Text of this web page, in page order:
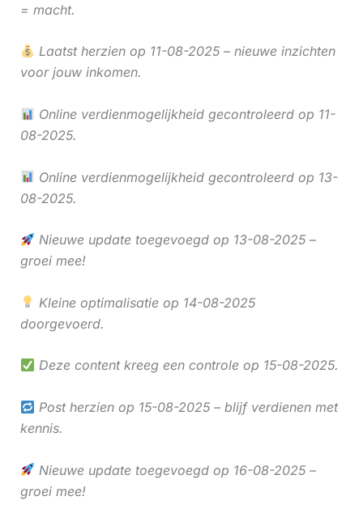
= macht.
Laatst herzien op 11-08-2025 – nieuwe inzichten
voor jouw inkomen.
Online verdienmogelijkheid gecontroleerd op 11-
08-2025.
Online verdienmogelijkheid gecontroleerd op 13-
08-2025.
Nieuwe update toegevoegd op 13-08-2025 –
groei mee!
Kleine optimalisatie op 14-08-2025
doorgevoerd.
Deze content kreeg een controle op 15-08-2025.
Post herzien op 15-08-2025 – blijf verdienen met
kennis.
Nieuwe update toegevoegd op 16-08-2025 –
groei mee!